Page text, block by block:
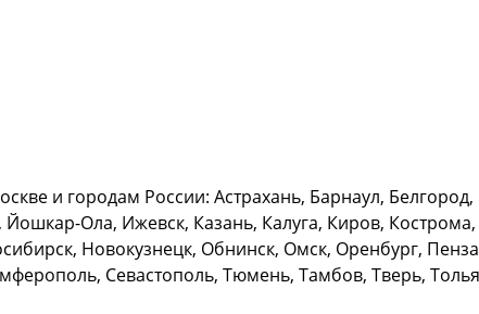
и городам России: Астрахань, Барнаул,
Ола, Ижевск, Казань, Калуга, Киров,
Новокузнецк, Обнинск, Омск, Оренбург,
Севастополь, Тюмень, Тамбов, Тверь,